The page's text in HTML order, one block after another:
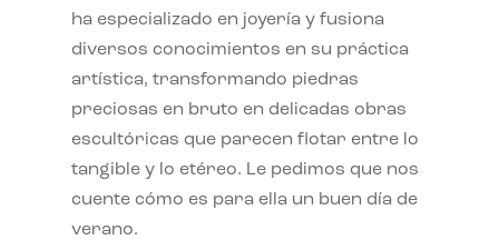
ha especializado en joyería y fusiona
diversos conocimientos en su práctica
artística, transformando piedras
preciosas en bruto en delicadas obras
escultóricas que parecen flotar entre lo
tangible y lo etéreo. Le pedimos que nos
cuente cómo es para ella un buen día de
verano.